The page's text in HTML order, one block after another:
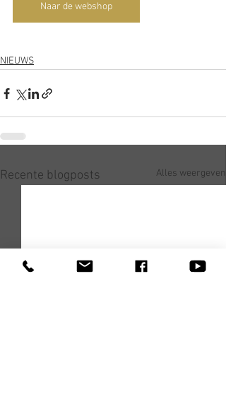
Naar de webshop
NIEUWS
Recente blogposts Alles weergeven